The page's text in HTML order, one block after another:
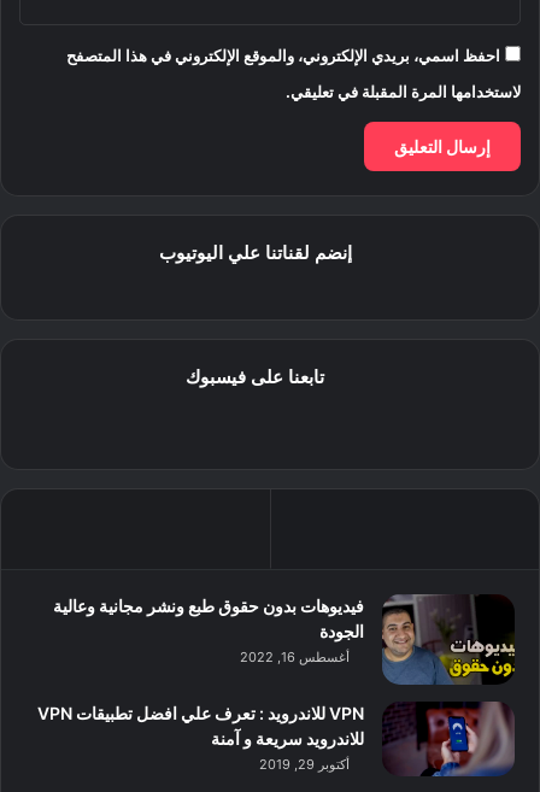
احفظ اسمي، بريدي الإلكتروني، والموقع الإلكتروني في هذا المتصفح
لاستخدامها المرة المقبلة في تعليقي.
إنضم لقناتنا علي اليوتيوب
تابعنا على فيسبوك
فيديوهات بدون حقوق طبع ونشر مجانية وعالية
الجودة
أغسطس 16, 2022
VPN للاندرويد : تعرف علي افضل تطبيقات VPN
للاندرويد سريعة و آمنة
أكتوبر 29, 2019